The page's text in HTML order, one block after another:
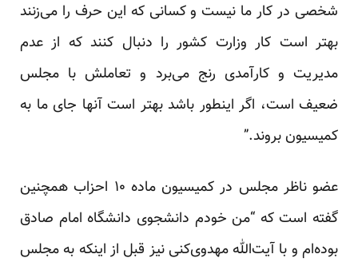
شخصی در کار ما نیست و کسانی که این حرف را می‌زنند
بهتر است کار وزارت کشور را دنبال کنند که از عدم
مدیریت و کارآمدی رنج می‌برد و تعاملش با مجلس
ضعیف است، اگر اینطور باشد بهتر است آنها جای ما به
کمیسیون بروند.”
عضو ناظر مجلس در کمیسیون ماده ۱۰ احزاب همچنین
گفته است که “من خودم دانشجوی دانشگاه امام صادق
بوده‌ام و با آیت‌الله مهدوی‌کنی نیز قبل از اینکه به مجلس